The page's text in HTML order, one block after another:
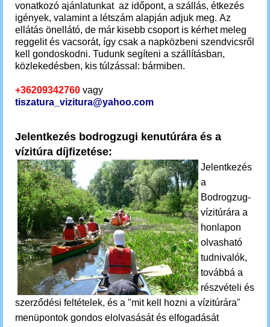
vonatkozó ajánlatunkat az időpont, a szállás, étkezés
igények, valamint a létszám alapján adjuk meg. Az
ellátás önellátó, de már kisebb csoport is kérhet meleg
reggelit és vacsorát, így csak a napközbeni szendvicsről
kell gondoskodni. Tudunk segíteni a szállításban,
közlekedésben, kis túlzással: bármiben.
+36209342760 vagy
tiszatura_vizitura@yahoo.com
Jelentkezés bodrogzugi kenutúrára és a
vízitúra díjfizetése:
Jelentkezés
a
Bodrogzug-
vízitúrára a
honlapon
olvasható
tudnivalók,
továbbá a
részvételi és
szerződési feltételek, és a "mit kell hozni a vízitúrára"
menüpontok gondos elolvasását és elfogadását